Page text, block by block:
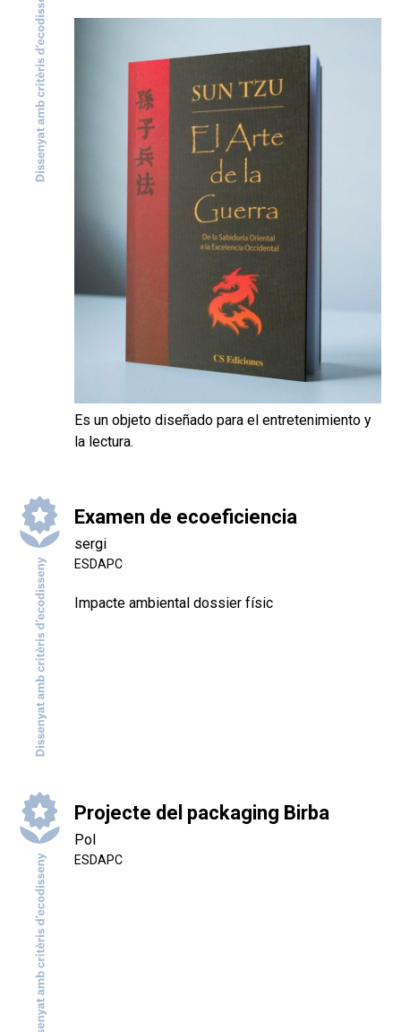
Es un objeto diseñado para el entretenimiento y
la lectura.
Examen de ecoeficiencia
sergi
ESDAPC
Impacte ambiental dossier físic
Projecte del packaging Birba
Pol
ESDAPC